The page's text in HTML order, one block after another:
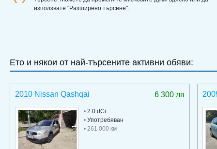
използвате "Разширено търсене".
Ето и някои от най-търсените активни обяви:
6 300 лв
2010 Nissan Qashqai
• 2.0 dCi
• Употребяван
• 261 000 км